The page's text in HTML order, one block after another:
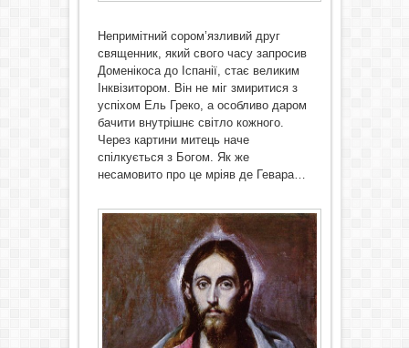
Непримітний сором’язливий друг
священник, який свого часу запросив
Доменікоса до Іспанії, стає великим
Інквізитором. Він не міг змиритися з
успіхом Ель Греко, а особливо даром
бачити внутрішнє світло кожного.
Через картини митець наче
спілкується з Богом. Як же
несамовито про це мріяв де Гевара…